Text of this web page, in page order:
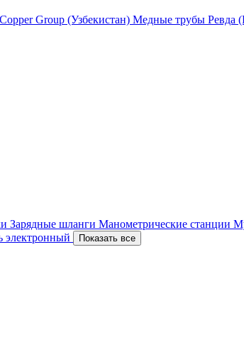
Group (Узбекистан) Медные трубы Ревда
Зарядные шланги Манометрические станции
электронный Показать все